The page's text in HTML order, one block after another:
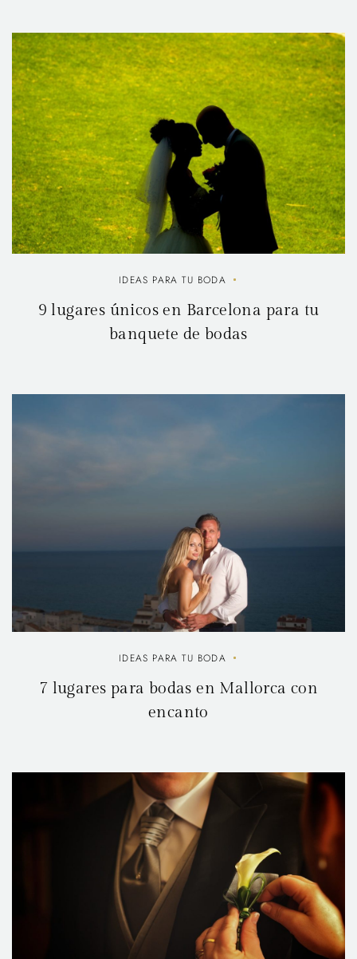
IDEAS PARA TU BODA
9 lugares únicos en Barcelona para tu
banquete de bodas
IDEAS PARA TU BODA
7 lugares para bodas en Mallorca con
encanto